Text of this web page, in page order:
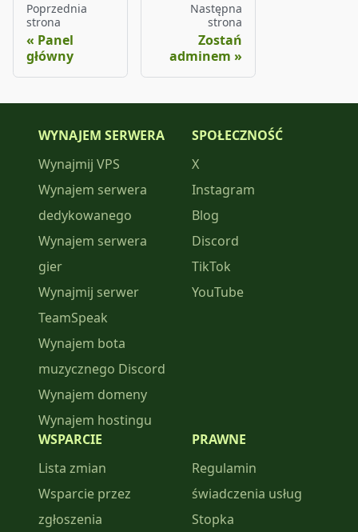
Poprzednia
strona
Panel
główny
Następna
strona
Zostań
adminem
WYNAJEM SERWERA
Wynajmij VPS
Wynajem serwera
dedykowanego
Wynajem serwera
gier
Wynajmij serwer
TeamSpeak
Wynajem bota
muzycznego Discord
Wynajem domeny
Wynajem hostingu
SPOŁECZNOŚĆ
X
Instagram
Blog
Discord
TikTok
YouTube
WSPARCIE
Lista zmian
Wsparcie przez
zgłoszenia
PRAWNE
Regulamin
świadczenia usług
Stopka